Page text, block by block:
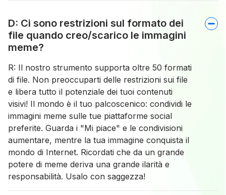
D: Ci sono restrizioni sul formato dei
file quando creo/scarico le immagini
meme?
R: Il nostro strumento supporta oltre 50 formati
di file. Non preoccuparti delle restrizioni sui file
e libera tutto il potenziale dei tuoi contenuti
visivi! Il mondo è il tuo palcoscenico: condividi le
immagini meme sulle tue piattaforme social
preferite. Guarda i "Mi piace" e le condivisioni
aumentare, mentre la tua immagine conquista il
mondo di Internet. Ricordati che da un grande
potere di meme deriva una grande ilarità e
responsabilità. Usalo con saggezza!